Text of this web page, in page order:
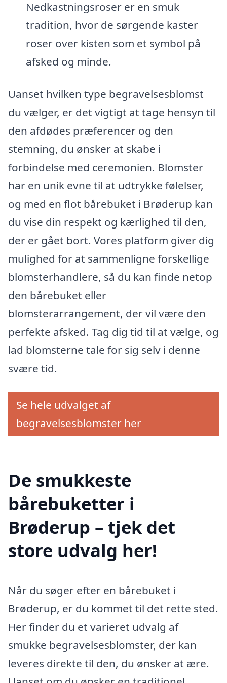
Nedkastningsroser er en smuk
tradition, hvor de sørgende kaster
roser over kisten som et symbol på
afsked og minde.
Uanset hvilken type begravelsesblomst
du vælger, er det vigtigt at tage hensyn til
den afdødes præferencer og den
stemning, du ønsker at skabe i
forbindelse med ceremonien. Blomster
har en unik evne til at udtrykke følelser,
og med en flot bårebuket i Brøderup kan
du vise din respekt og kærlighed til den,
der er gået bort. Vores platform giver dig
mulighed for at sammenligne forskellige
blomsterhandlere, så du kan finde netop
den bårebuket eller
blomsterarrangement, der vil være den
perfekte afsked. Tag dig tid til at vælge, og
lad blomsterne tale for sig selv i denne
svære tid.
Se hele udvalget af
begravelsesblomster her
De smukkeste
bårebuketter i
Brøderup – tjek det
store udvalg her!
Når du søger efter en bårebuket i
Brøderup, er du kommet til det rette sted.
Her finder du et varieret udvalg af
smukke begravelsesblomster, der kan
leveres direkte til den, du ønsker at ære.